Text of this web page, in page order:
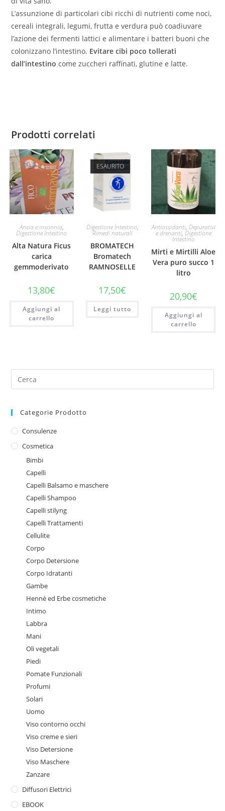
L’assunzione di particolari cibi ricchi di nutrienti come noci,
cereali integrali, legumi, frutta e verdura può coadiuvare
l’azione dei fermenti lattici e alimentare i batteri buoni che
colonizzano l’intestino. Evitare cibi poco tollerati
dall’intestino come zuccheri raffinati, glutine e latte.
Prodotti correlati
Ansia e insonnia,
Digestione Intestino
Alta Natura Ficus
carica
gemmoderivato
13,80€
Aggiungi al
carrello
ESAURITO
Digestione Intestino,
Rimedi naturali
BROMATECH
Bromatech
RAMNOSELLE
17,50€
Leggi tutto
Antiossidanti, Depurativi
e drenanti, Digestione
Intestino
Mirti e Mirtilli Aloe
Vera puro succo 1
litro
20,90€
Aggiungi al
carrello
Categorie Prodotto
Consulenze
Cosmetica
Bimbi
Capelli
Capelli Balsamo e maschere
Capelli Shampoo
Capelli stilyng
Capelli Trattamenti
Cellulite
Corpo
Corpo Detersione
Corpo Idratanti
Gambe
Hennè ed Erbe cosmetiche
Intimo
Labbra
Mani
Oli vegetali
Piedi
Pomate Funzionali
Profumi
Solari
Uomo
Viso contorno occhi
Viso creme e sieri
Viso Detersione
Viso Maschere
Zanzare
Diffusori Elettrici
EBOOK